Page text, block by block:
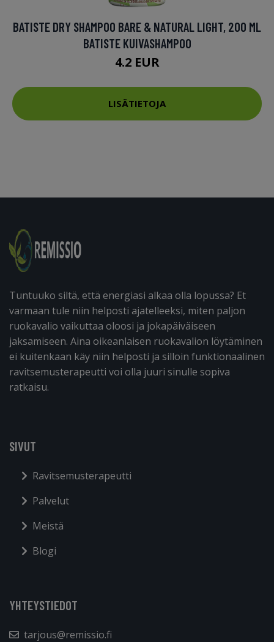
BATISTE DRY SHAMPOO BARE & NATURAL LIGHT, 200 ML
BATISTE KUIVASHAMPOO
4.2 EUR
LISÄTIETOJA
Tuntuuko siltä, että energiasi alkaa olla lopussa? Et
varmaan tule niin helposti ajatelleeksi, miten paljon
ruokavalio vaikuttaa oloosi ja jokapäiväiseen
jaksamiseen. Aina oikeanlaisen ruokavalion löytäminen
ei kuitenkaan käy niin helposti ja silloin funktionaalinen
ravitsemusterapeutti voi olla juuri sinulle sopiva
ratkaisu.
SIVUT
Ravitsemusterapeutti
Palvelut
Meistä
Blogi
YHTEYSTIEDOT
tarjous@remissio.fi